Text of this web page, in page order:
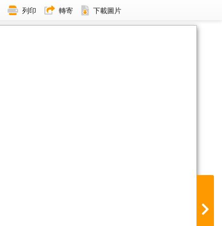
列印 轉寄 下載圖片